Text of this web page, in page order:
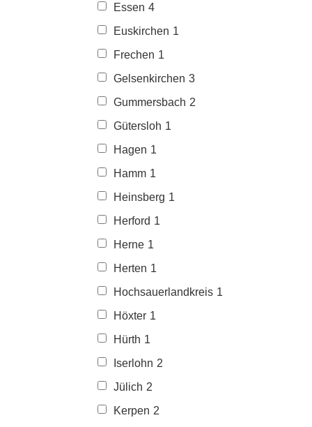
Essen 4
Euskirchen 1
Frechen 1
Gelsenkirchen 3
Gummersbach 2
Gütersloh 1
Hagen 1
Hamm 1
Heinsberg 1
Herford 1
Herne 1
Herten 1
Hochsauerlandkreis 1
Höxter 1
Hürth 1
Iserlohn 2
Jülich 2
Kerpen 2